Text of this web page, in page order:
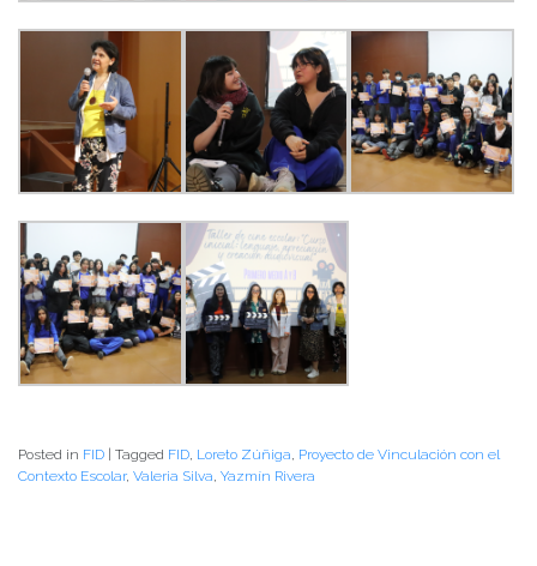
Posted in FID Tagged FID, Loreto Zúñiga, Proyecto de Vinculación con el
Contexto Escolar, Valeria Silva, Yazmín Rivera